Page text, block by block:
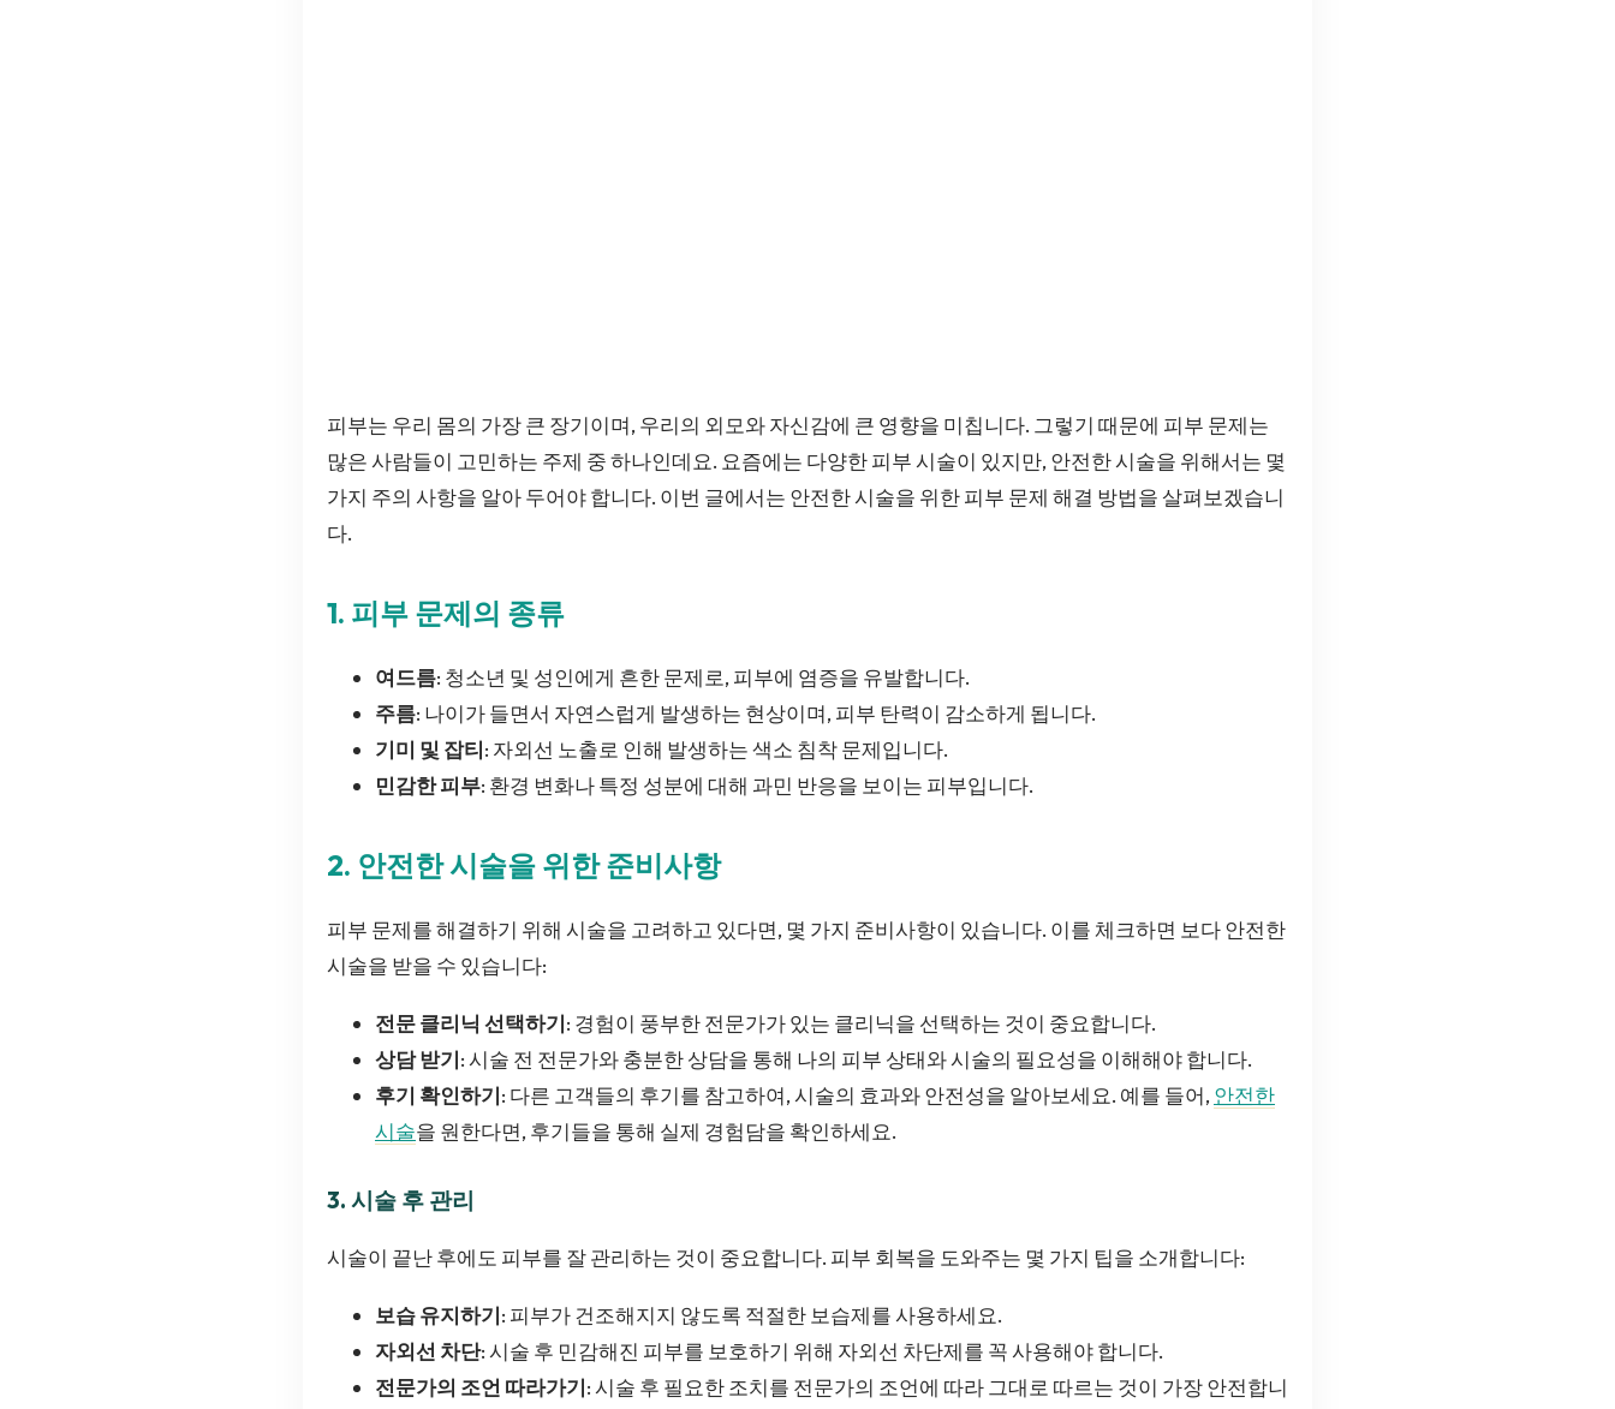
피부는 우리 몸의 가장 큰 장기이며, 우리의 외모와 자신감에 큰 영향을 미칩니다. 그렇기 때문에 피부 문제는
많은 사람들이 고민하는 주제 중 하나인데요. 요즘에는 다양한 피부 시술이 있지만, 안전한 시술을 위해서는 몇
가지 주의 사항을 알아 두어야 합니다. 이번 글에서는 안전한 시술을 위한 피부 문제 해결 방법을 살펴보겠습니
다.
1. 피부 문제의 종류
여드름: 청소년 및 성인에게 흔한 문제로, 피부에 염증을 유발합니다.
주름: 나이가 들면서 자연스럽게 발생하는 현상이며, 피부 탄력이 감소하게 됩니다.
기미 및 잡티: 자외선 노출로 인해 발생하는 색소 침착 문제입니다.
민감한 피부: 환경 변화나 특정 성분에 대해 과민 반응을 보이는 피부입니다.
2. 안전한 시술을 위한 준비사항
피부 문제를 해결하기 위해 시술을 고려하고 있다면, 몇 가지 준비사항이 있습니다. 이를 체크하면 보다 안전한
시술을 받을 수 있습니다:
전문 클리닉 선택하기: 경험이 풍부한 전문가가 있는 클리닉을 선택하는 것이 중요합니다.
상담 받기: 시술 전 전문가와 충분한 상담을 통해 나의 피부 상태와 시술의 필요성을 이해해야 합니다.
후기 확인하기: 다른 고객들의 후기를 참고하여, 시술의 효과와 안전성을 알아보세요. 예를 들어, 안전한
시술을 원한다면, 후기들을 통해 실제 경험담을 확인하세요.
3. 시술 후 관리
시술이 끝난 후에도 피부를 잘 관리하는 것이 중요합니다. 피부 회복을 도와주는 몇 가지 팁을 소개합니다:
보습 유지하기: 피부가 건조해지지 않도록 적절한 보습제를 사용하세요.
자외선 차단: 시술 후 민감해진 피부를 보호하기 위해 자외선 차단제를 꼭 사용해야 합니다.
전문가의 조언 따라가기: 시술 후 필요한 조치를 전문가의 조언에 따라 그대로 따르는 것이 가장 안전합니